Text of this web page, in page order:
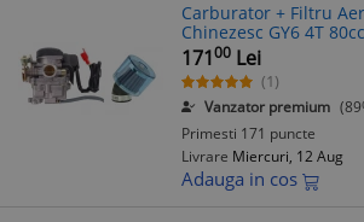
Carburator + Filtru
Chinezesc GY6 4T 80cc
17100 Lei
(1)
Vanzator premium
Primesti 171 puncte
Livrare Miercuri, 12 Aug
Adauga in cos